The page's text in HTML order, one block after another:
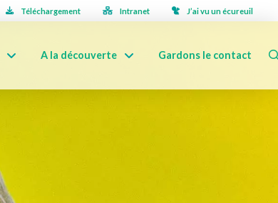
Téléchargement Intranet J’ai vu un écureuil
A la découverte Gardons le contact